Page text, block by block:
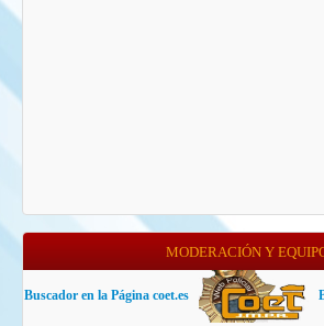
MODERACIÓN Y
Buscador en la Página coet.es